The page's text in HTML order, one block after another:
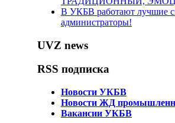
В УКБВ работают лучшие
администраторы!
UVZ news
RSS подписка
Новости УКБВ
Новости ЖД
Вакансии УКБВ